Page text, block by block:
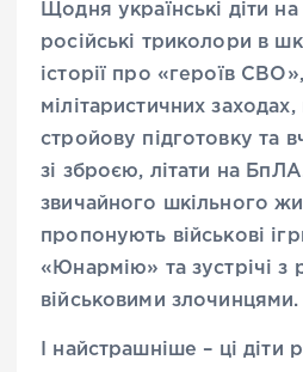
Щодня українські діти
російські триколори в
історії про «героїв
мілітаристичних
стройову підготовку та
зі зброєю, літати на
звичайного шкільного
пропонують військові
«Юнармію» та зустрічі з
військовими злочинцями.
І найстрашніше – ці діти